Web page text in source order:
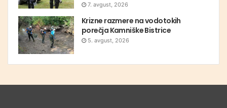
7. avgust, 2026
Krizne razmere na vodotokih
porečja Kamniške Bistrice
5. avgust, 2026